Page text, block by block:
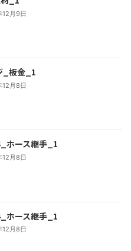
12月9日
_板金_1
12月8日
ホース継手_1
12月8日
ホース継手_1
12月8日